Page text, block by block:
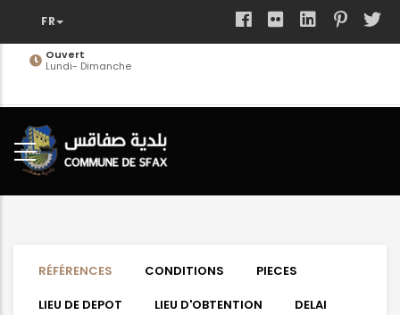
contenuOuvert
Lundi- Dimanche
RÉFÉRENCES CONDITIONS
PIECES
LIEU DE DEPOT
LIEU D'OBTENTION
DELAI